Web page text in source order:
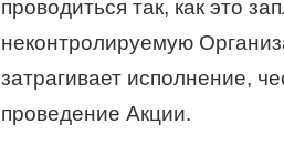
проводиться так, как это
неконтролируемую
затрагивает исполнение,
проведение Акции.